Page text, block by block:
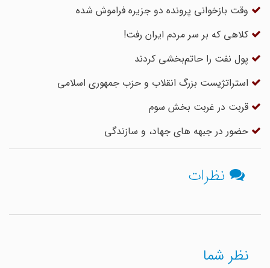
وقت بازخوانی پرونده دو جزیره فراموش شده
کلاهی که بر سر مردم ایران رفت!
پول نفت را حاتم‌بخشی کردند
استراتژیست بزرگ انقلا‌ب و حزب جمهوری اسلا‌می
قربت در غربت بخش سوم
حضور در جبهه های جهاد، و سازندگی
نظرات
نظر شما